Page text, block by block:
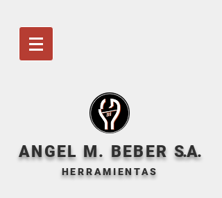
ANGEL M. BEBER S.A.
HERRAMIENTAS